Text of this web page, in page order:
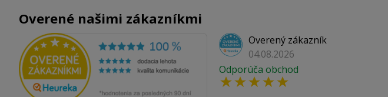
Overené našimi zákazníkmi
Overený zákazník
04.08.2026
Odporúča obchod